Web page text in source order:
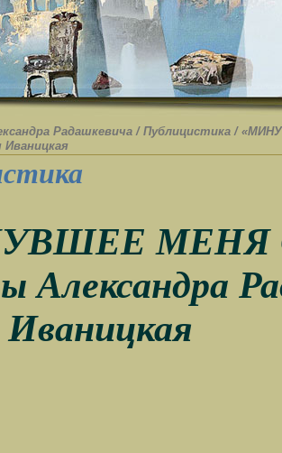
Радашкевича / Публицистика /
МЕНЯ
Александра